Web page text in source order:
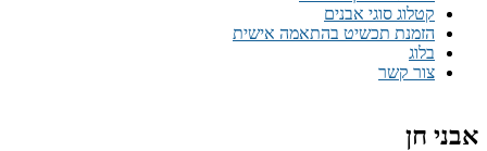
קטלוג סוגי אבנים
הזמנת תכשיט בהתאמה אישית
בלוג
צור קשר
אבני חן